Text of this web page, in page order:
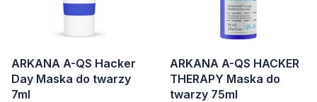
ARKANA A-QS Hacker
Day Maska do twarzy
7ml
ARKANA A-QS HACKER
THERAPY Maska do
twarzy 75ml